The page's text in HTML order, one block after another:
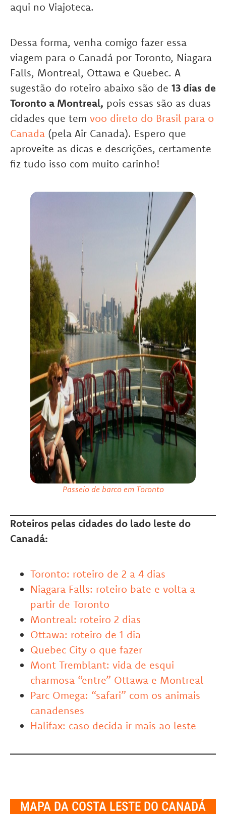
aqui no Viajoteca.
Dessa forma, venha comigo fazer essa
viagem para o Canadá por Toronto, Niagara
Falls, Montreal, Ottawa e Quebec. A
sugestão do roteiro abaixo são de 13 dias de
Toronto a Montreal, pois essas são as duas
cidades que tem voo direto do Brasil para o
Canada (pela Air Canada). Espero que
aproveite as dicas e descrições, certamente
fiz tudo isso com muito carinho!
Passeio de barco em Toronto
Roteiros pelas cidades do lado leste do
Canadá:
Toronto: roteiro de 2 a 4 dias
Niagara Falls: roteiro bate e volta a
partir de Toronto
Montreal: roteiro 2 dias
Ottawa: roteiro de 1 dia
Quebec City o que fazer
Mont Tremblant: vida de esqui
charmosa “entre” Ottawa e Montreal
Parc Omega: “safari” com os animais
canadenses
Halifax: caso decida ir mais ao leste
MAPA DA COSTA LESTE DO CANADÁ